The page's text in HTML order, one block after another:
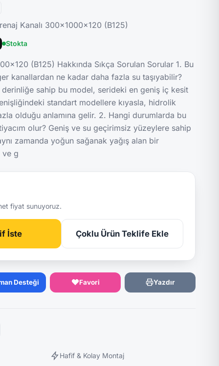
Kanalı 300x1000x120 (B125)
Stokta
(B125) Hakkında Sıkça Sorulan Sorular 1. Bu
kanallardan ne kadar daha fazla su taşıyabilir?
sahip bu model, serideki en geniş iç kesit
standart modellere kıyasla, hidrolik
olduğu anlamına gelir. 2. Hangi durumlarda bu
olur? Geniş ve su geçirimsiz yüzeylere sahip
zamanda yoğun sağanak yağış alan bir
ve g
fiyat sunuyoruz.
İste Çoklu Ürün Teklife Ekle
Desteği Favori Yazdır
Hafif & Kolay Montaj